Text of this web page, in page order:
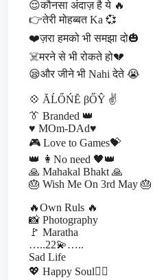
😌कौनसा अंदाज़ है ये 🔥
👉तेरी मोहब्बत Ka 💞
❤️ज़रा हमको भी समझा दो🎃
☠️मरने से भी रोकते हो💔
😪और जीने भी Nahi देते 😭
💠 ĂĹŐŃĔ βŐŶ ✌
👔 Branded 👑
♥ MOm-DAd♥
🎮 Love to Games💝
👑 👩No need 🖤👑
🙏 Mahakal Bhakt 🙏
🎂 Wish Me On 3rd May 🎂
🔥Own Ruls 🔥
📸 Photography
🚩 Maratha
…..22💫…..
Sad Life
💖 Happy Soul❤️‍🔥